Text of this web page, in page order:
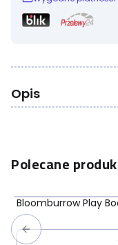
Opis
Polecane
Bloomburrow Play